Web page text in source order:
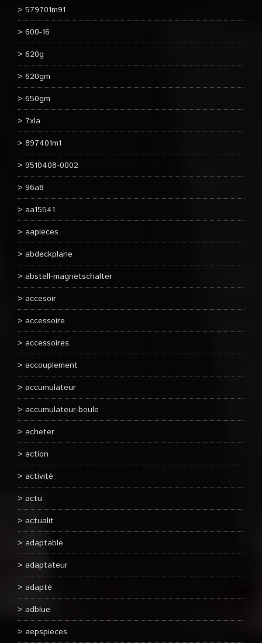
579701m91
600-16
620g
620gm
650gm
7xla
897401m1
9510408-0002
96a8
aa15541
aapieces
abdeckplane
abstell-magnetschalter
accesoir
accessoire
accessoires
accouplement
accumulateur
accumulateur-boule
acheter
action
activité
actu
actualit
adaptable
adaptateur
adapté
adblue
aepspieces